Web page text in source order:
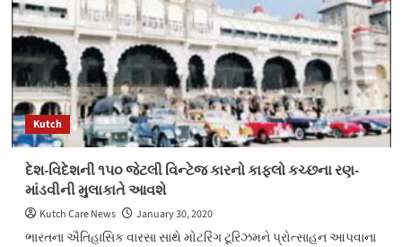
કારસા:
૭
શખસો
સામે
ફરિયાદ
નોંધાઇ
Kutch
દેશ-વિદેશની ૧પ૦ જેટલી વિન્ટેજ કારનો કાફલો કચ્છના રણ-
માંડવીની મુલાકાતે આવશે
Kutch Care News
January 30, 2020
ભારતના ઐતિહાસિક વારસા સાથે મોટરિંગ ટૂરિઝમને પ્રોત્સાહન આપવાના